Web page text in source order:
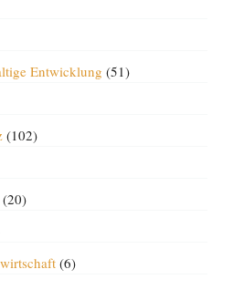
Entwicklung (51)
(102)
(20)
(6)